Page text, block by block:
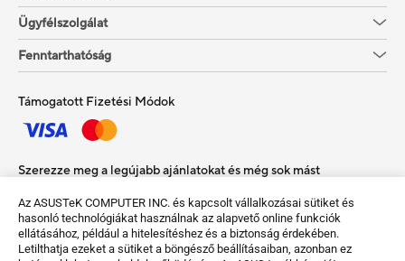
Az ASUSTeK COMPUTER INC. és kapcsolt vállalkozásai sütiket és
hasonló technológiákat használnak az alapvető online funkciók
ellátásához, például a hitelesítéshez és a biztonság érdekében.
Letilthatja ezeket a sütiket a böngésző beállításaiban, azonban ez
Ügyfélszolgálat
Fenntarthatóság
Támogatott Fizetési Módok
Szerezze meg a legújabb ajánlatokat és még sok mást
Sign up